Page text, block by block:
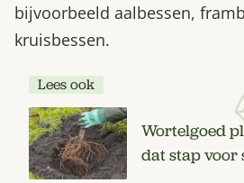
bijvoorbeeld aalbessen,
kruisbessen.
Lees ook
Wortelgoed
dat stap voor